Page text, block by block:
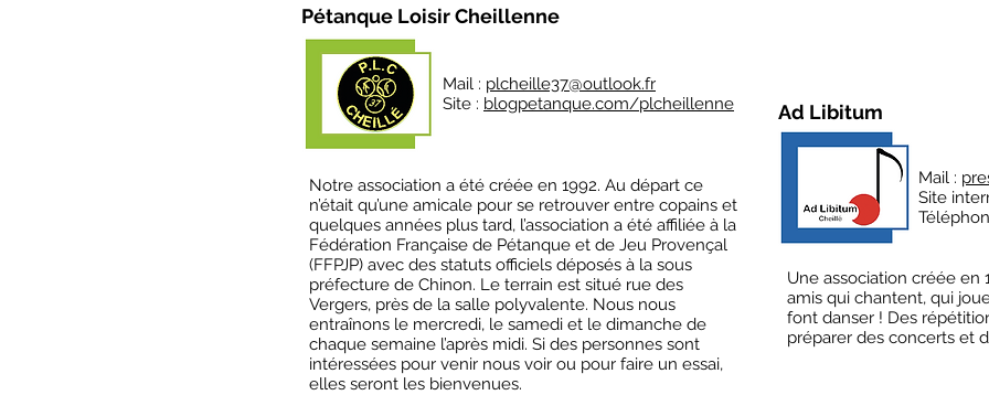
Pétanque Loisir Cheillenne
Mail : plcheille37@outlook.fr
Site : blogpetanque.com/plcheillenne
Notre association a été créée en 1992. Au départ ce
n’était qu’une amicale pour se retrouver entre copains et
quelques années plus tard, l’association a été affiliée à la
Fédération Française de Pétanque et de Jeu Provençal
(FFPJP) avec des statuts officiels déposés à la sous
préfecture de Chinon. Le terrain est situé rue des
Vergers, près de la salle polyvalente. Nous nous
entraînons le mercredi, le samedi et le dimanche de
chaque semaine l’après midi. Si des personnes sont
intéressées pour venir nous voir ou pour faire un essai,
elles seront les bienvenues.
Ad Libitum
Mail :
Site
Une association créée en
amis qui chantent, qui
font danser ! Des
préparer des concerts et